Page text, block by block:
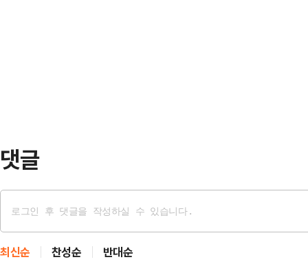
댓글
최신순 찬성순 반대순